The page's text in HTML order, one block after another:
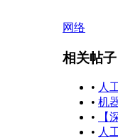
网络
相关帖子
• 人
• 机
•
【
• 人